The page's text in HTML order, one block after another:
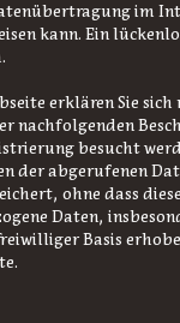
im
kann. Ein
erklären Sie
nachfolgenden
besucht
der abgerufenen
ohne dass
Daten,
Basis